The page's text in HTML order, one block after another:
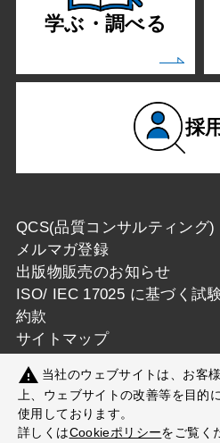
学ぶ・調べる
採
QCS(品質コンサルティング)
メルマガ登録
出版物販売のお知らせ
ISO/ IEC 17025 に基づく試
約款
サイトマップ
Copyright © 一般財団法人
warning 当社のウェブサイトは、お客
上、ウェブサイトの改善等を目的
使用しております。
詳しくはCookieポリシーをご覧く